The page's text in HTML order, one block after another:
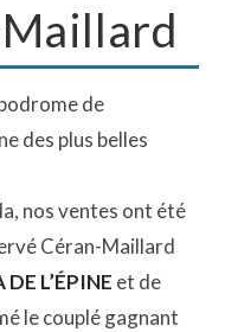
de
des plus belles
nos ventes ont été
Céran-Maillard
L’ÉPINE et de
le couplé gagnant